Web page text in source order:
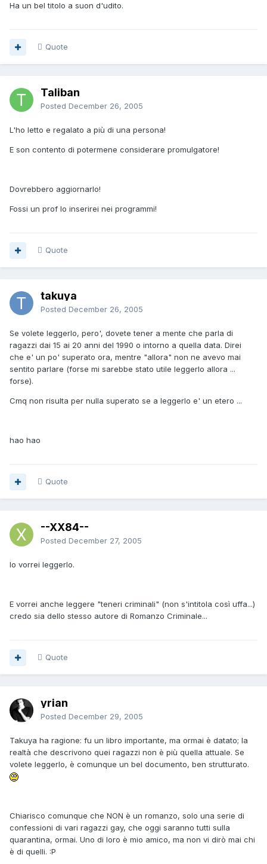
Ha un bel titolo a suon d'udito.
Quote
Taliban
Posted December 26, 2005
L'ho letto e regalato a più di una persona!
E son contento di potermene considerare promulgatore!
Dovrebbero aggiornarlo!
Fossi un prof lo inserirei nei programmi!
Quote
takuya
Posted December 26, 2005
Se volete leggerlo, pero', dovete tener a mente che parla di
ragazzi dai 15 ai 20 anni del 1990 o intorno a quella data. Direi
che e' un po' superato ora, mentre "allora" non ne avevo mai
sentito parlare (forse mi sarebbe stato utile leggerlo allora ...
forse).
Cmq non risulta per nulla superato se a leggerlo e' un etero ...
hao hao
Quote
--XX84--
Posted December 27, 2005
Io vorrei leggerlo.
E vorrei anche leggere "teneri criminali" (non s'intitola così uffa...)
credo sia dello stesso autore di Romanzo Criminale...
Quote
yrian
Posted December 29, 2005
Takuya ha ragione: fu un libro importante, ma ormai è datato; la
realtà che descrivono quei ragazzi non è più quella attuale. Se
volete leggerlo, è comunque un bel documento, ben strutturato.
Chiarisco comunque che NON è un romanzo, solo una serie di
confessioni di vari ragazzi gay, che oggi saranno tutti sulla
quarantina, ormai. Uno di loro è mio amico, ma non vi dirò mai chi
è di quelli. :P